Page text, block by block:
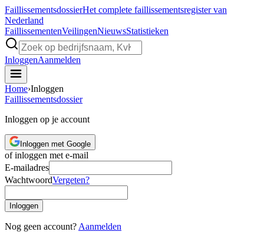
FaillissementsdossierHet complete faillissementsregister van
Nederland
FaillissementenVeilingenNieuwsStatistieken
InloggenAanmelden
Home›Inloggen
Faillissementsdossier
Inloggen op je account
Inloggen met Google
of inloggen met e-mail
E-mailadres
WachtwoordVergeten?
Inloggen
Nog geen account? Aanmelden